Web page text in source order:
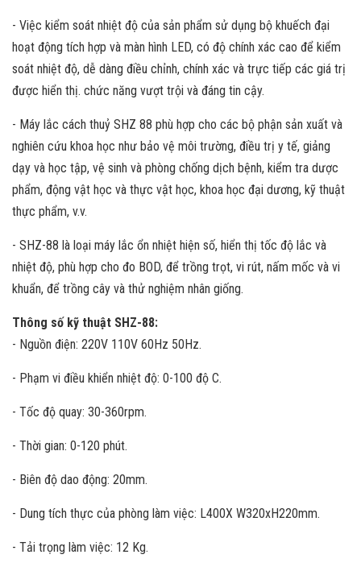
- Việc kiểm soát nhiệt độ của sản phẩm sử dụng bộ khuếch đại
hoạt động tích hợp và màn hình LED, có độ chính xác cao để kiểm
soát nhiệt độ, dễ dàng điều chỉnh, chính xác và trực tiếp các giá trị
được hiển thị. chức năng vượt trội và đáng tin cậy.
- Máy lắc cách thuỷ SHZ 88 phù hợp cho các bộ phận sản xuất và
nghiên cứu khoa học như bảo vệ môi trường, điều trị y tế, giảng
dạy và học tập, vệ sinh và phòng chống dịch bệnh, kiểm tra dược
phẩm, động vật học và thực vật học, khoa học đại dương, kỹ thuật
thực phẩm, v.v.
- SHZ-88 là loại máy lắc ổn nhiệt hiện số, hiển thị tốc độ lắc và
nhiệt độ, phù hợp cho đo BOD, để trồng trọt, vi rút, nấm mốc và vi
khuẩn, để trồng cây và thử nghiệm nhân giống.
Thông số kỹ thuật SHZ-88:
- Nguồn điện: 220V 110V 60Hz 50Hz.
- Phạm vi điều khiển nhiệt độ: 0-100 độ C.
- Tốc độ quay: 30-360rpm.
- Thời gian: 0-120 phút.
- Biên độ dao động: 20mm.
- Dung tích thực của phòng làm việc: L400X W320xH220mm.
- Tải trọng làm việc: 12 Kg.